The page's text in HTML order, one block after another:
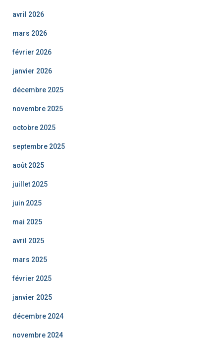
avril 2026
mars 2026
février 2026
janvier 2026
décembre 2025
novembre 2025
octobre 2025
septembre 2025
août 2025
juillet 2025
juin 2025
mai 2025
avril 2025
mars 2025
février 2025
janvier 2025
décembre 2024
novembre 2024